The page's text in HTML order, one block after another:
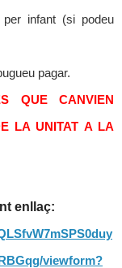
infant (si podeu
pagar.
QUE CANVIEN
LA UNITAT A LA
enllaç:
viewform?